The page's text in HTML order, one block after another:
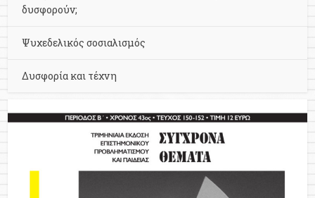
δυσφορούν;
Ψυχεδελικός σοσιαλισμός
Δυσφορία και τέχνη